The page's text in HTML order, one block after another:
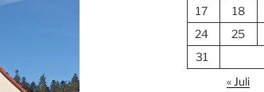
17
18
24
25
31
« Juli